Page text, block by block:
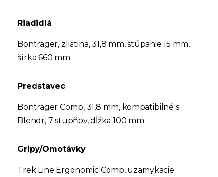
Riadidlá
Bontrager, zliatina, 31,8 mm, stúpanie 15 mm,
šírka 660 mm
Predstavec
Bontrager Comp, 31,8 mm, kompatibilné s
Blendr, 7 stupňov, dĺžka 100 mm
Gripy/Omotávky
Trek Line Ergonomic Comp, uzamykacie